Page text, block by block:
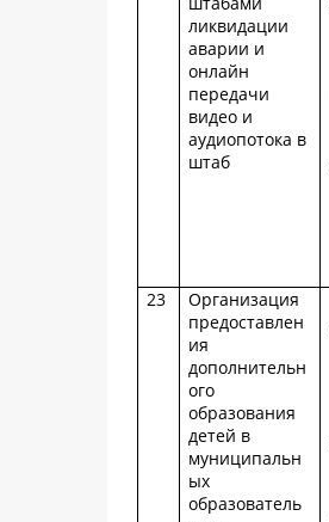
ликвидации
аварии и
онлайн
передачи
видео и
аудиопотока в
штаб
23
Организация
предоставлен
ия
дополнительн
ого
образования
детей в
муниципальн
ых
образователь